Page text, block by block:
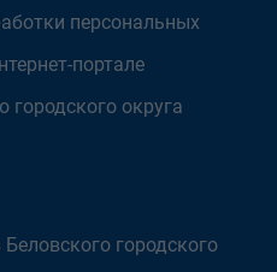
персональных
портале
городского округа
городского